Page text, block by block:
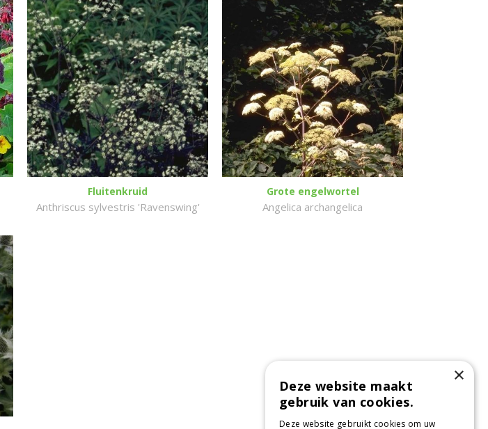
Fluitenkruid
Anthriscus sylvestris 'Ravenswing'
Grote engelwortel
Angelica archangelica
×
Deze website maakt
gebruik van cookies.
Deze website gebruikt cookies om uw